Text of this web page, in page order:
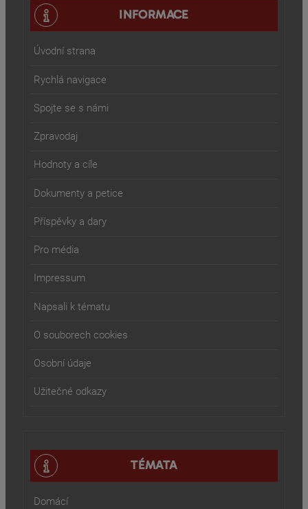
INFORMACE
Úvodní strana
Rychlá navigace
Spojte se s námi
Zpravodaj
Hodnoty a cíle
Dokumenty a petice
Příspěvky a dary
Pro média
Impressum
Napsali k tématu
O souborech cookies
Osobní údaje
Užitečné odkazy
TÉMATA
Domácí